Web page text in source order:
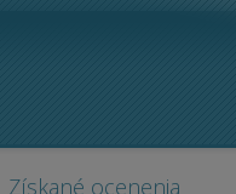
Získané ocenenia